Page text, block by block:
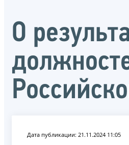
О
Дата публикации: 21.11.2024 11:05